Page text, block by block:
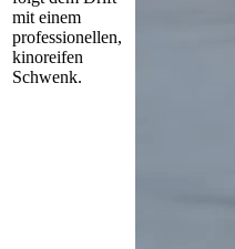
mit einem
professionellen,
kinoreifen
Schwenk.